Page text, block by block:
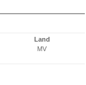
Land
MV